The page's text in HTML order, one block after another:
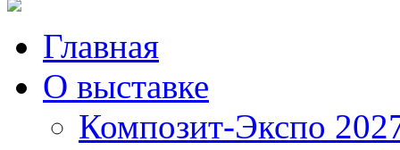
Главная
О выставке
Композит-Экспо